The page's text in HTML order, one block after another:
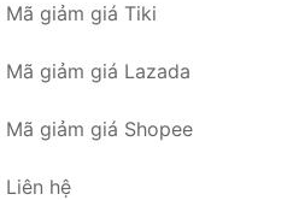
Mã giảm giá Tiki
Mã giảm giá Lazada
Mã giảm giá Shopee
Liên hệ